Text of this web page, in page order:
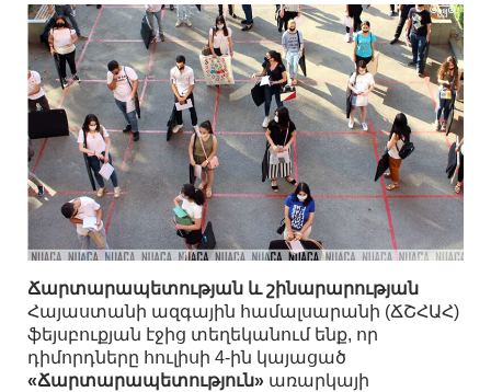
Ճարտարապետության և շինարարության
Հայաստանի ազգային համալսարանի (ՃՇՀԱՀ)
ֆեյսբուքյան էջից տեղեկանում ենք, որ
դիմորդները հուլիսի 4-ին կայացած
«Ճարտարապետություն» առարկայի